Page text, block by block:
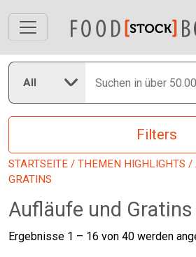
All
Filters
STARTSEITE / THEMEN HIGHLIGHTS /
GRATINS
Aufläufe und Gratins
Ergebnisse 1 – 16 von 40 werden